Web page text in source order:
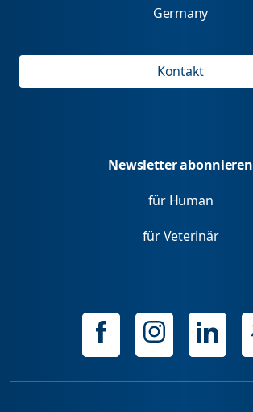
Germany
Kontakt
Newsletter abonnieren
für Human
für Veterinär